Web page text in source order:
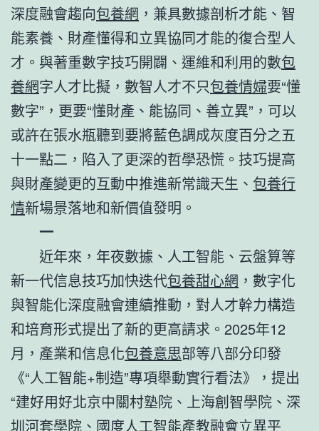
深度融會趨向包養網 ，兼具數據剖析才能、智
能素養、財產懂得和立異協同才能的復合型人
才。與著重數字技巧開闢、運維和利用的數包
養網字人才比擬，數智人才不只包養情婦要“懂
數字”，更要“懂財產、能協同、善立異”，可以
或許在張水瓶聽到要將藍色調成灰度百分之五
十一點二，陷入了更深的哲學恐慌。技巧提高
與財產變更的互動中推進新常識天生、 包養行
情新場景落地和新價值發明。
一
近年來，年夜數據、人工智能、云盤算等
新一代信息技巧加快迭代包養甜心網 ，數字化
與智能化深度融會連續推動，對人才幹力構造
和培育形式提出了新的更高請求。2025年12
月，產業和信息化包養意思部等八部分印發
《“人工智能+制造”專項舉動實行看法》，提出
“建好用好北京中關村塾院、上海創智學院、深
圳河套學院、國度人工智能產教融會立異平